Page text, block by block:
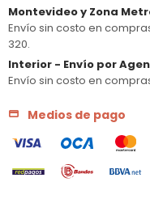
Montevideo y Zona
Envío sin costo en
320.
Interior - Envío por
Envío sin costo en
Medios de pago